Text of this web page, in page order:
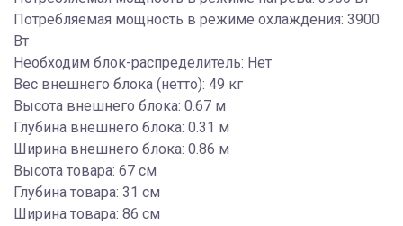
Потребляемая мощность в режиме охлаждения: 3900
Вт
Необходим блок-распределитель: Нет
Вес внешнего блока (нетто): 49 кг
Высота внешнего блока: 0.67 м
Глубина внешнего блока: 0.31 м
Ширина внешнего блока: 0.86 м
Высота товара: 67 см
Глубина товара: 31 см
Ширина товара: 86 см